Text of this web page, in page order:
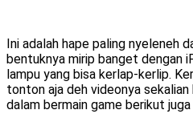
Ini adalah hape paling nyeleneh
bentuknya mirip banget dengan
lampu yang bisa kerlap-kerlip.
tonton aja deh videonya
dalam bermain game berikut juga